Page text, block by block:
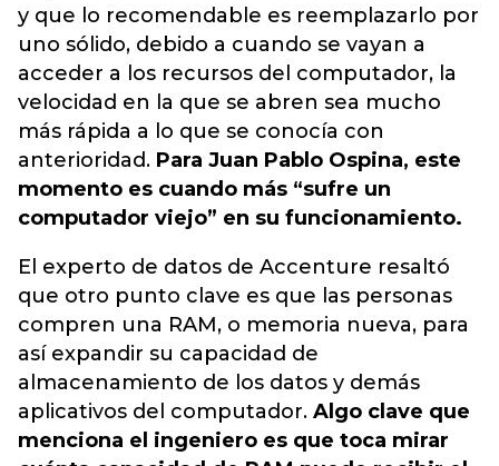
y que lo recomendable es reemplazarlo por
uno sólido, debido a cuando se vayan a
acceder a los recursos del computador, la
velocidad en la que se abren sea mucho
más rápida a lo que se conocía con
anterioridad. Para Juan Pablo Ospina, este
momento es cuando más “sufre un
computador viejo” en su funcionamiento.
El experto de datos de Accenture resaltó
que otro punto clave es que las personas
compren una RAM, o memoria nueva, para
así expandir su capacidad de
almacenamiento de los datos y demás
aplicativos del computador. Algo clave que
menciona el ingeniero es que toca mirar